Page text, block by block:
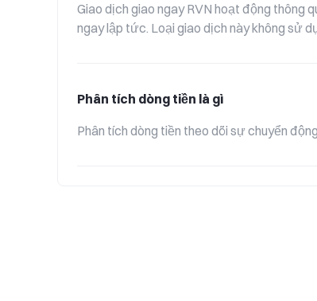
Giao dịch giao ngay RVN hoạt động thông
ngay lập tức. Loại giao dịch này không sử
Phân tích dòng tiền là gì
Phân tích dòng tiền theo dõi sự chuyển